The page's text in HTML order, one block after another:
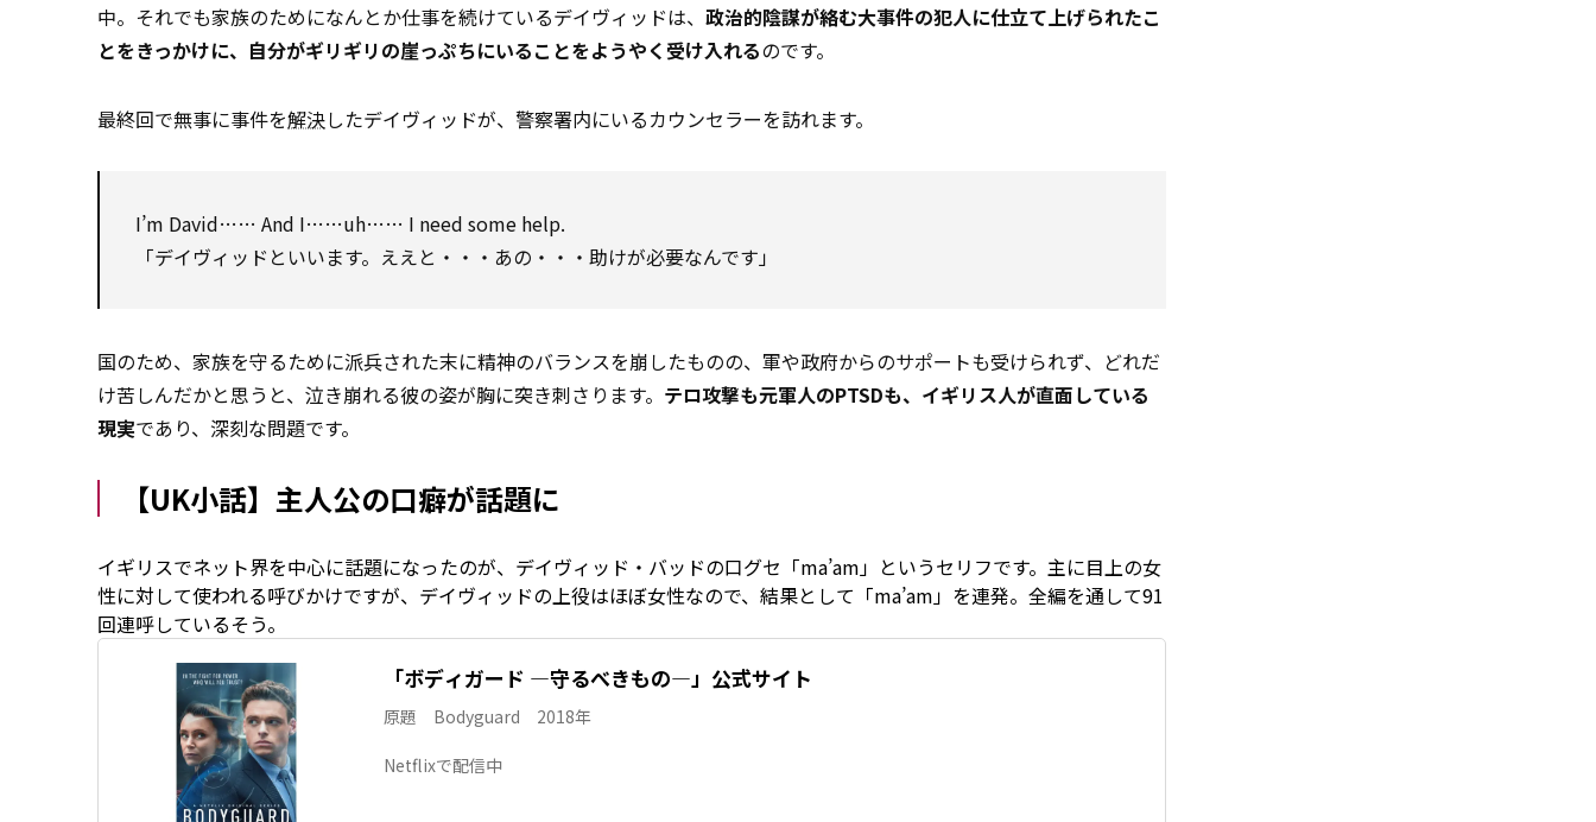
中。それでも家族のためになんとか仕事を続けているデイヴィッドは、 政治的陰謀が絡む大事件の犯人に仕立て上げられたこ
とをきっかけに、自分がギリギリの崖っぷちにいることをようやく受け入れるのです。
最終回で無事に事件を解決したデイヴィッドが、警察署内にいるカウンセラーを訪れます。
I’m David…… And I……uh…… I need some help.
「デイヴィッドといいます。ええと・・・あの・・・助けが必要なんです」
国のため、家族を守るために派兵された末に精神のバランスを崩したものの、軍や政府からのサポートも受けられず、どれだ
け苦しんだかと思うと、泣き崩れる彼の姿が胸に突き刺さります。 テロ攻撃も元軍人のPTSDも、イギリス人が直面している
現実であり、深刻な問題です。
【UK小話】主人公の口癖が話題に
イギリスでネット界を中心に話題になったのが、デイヴィッド・バッドの口グセ「ma’am」というセリフです。主に目上の女
性に対して使われる呼びかけですが、デイヴィッドの上役はほぼ女性なので、結果として「ma’am」を連発。全編を通して91
回連呼しているそう。
「ボディガード ―守るべきもの―」公式サイト
原題 Bodyguard 2018年
Netflixで配信中